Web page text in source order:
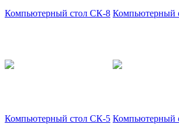
Компьютерный стол СК-8 Компьютерный
Компьютерный стол СК-5 Компьютерный